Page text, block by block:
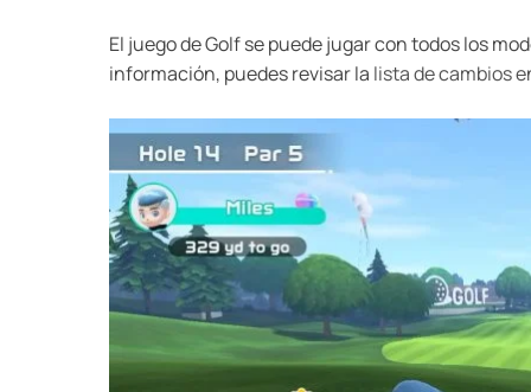
El juego de Golf se puede jugar con todos los
información, puedes revisar la lista de cambios